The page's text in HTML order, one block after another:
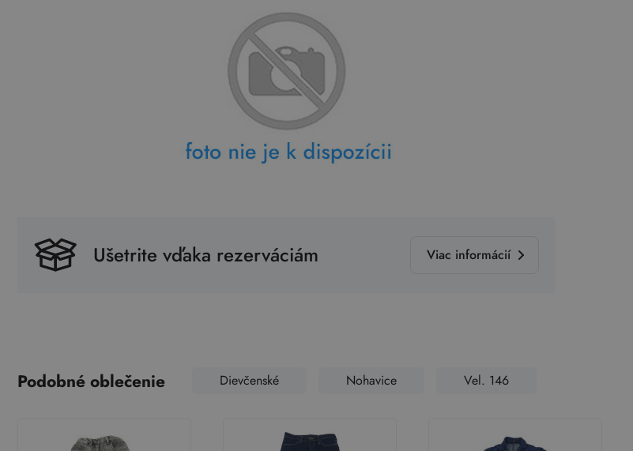
Ušetrite vďaka rezerváciám Viac informácií
Podobné oblečenie Dievčenské Nohavice Vel. 146